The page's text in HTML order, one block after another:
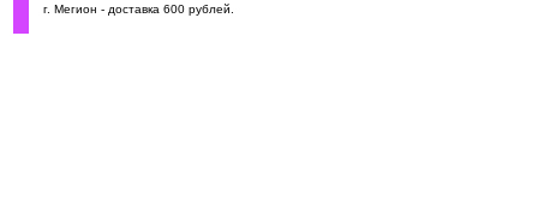
г. Мегион - доставка 600 рублей.